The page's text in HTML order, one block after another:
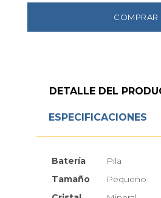
COMPRAR
DETALLE DEL
ESPECIFICACIONES
Batería
Pila
Tamaño
Pequeño